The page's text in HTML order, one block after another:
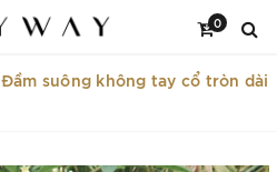
0
Đầm suông không tay cổ tròn dài